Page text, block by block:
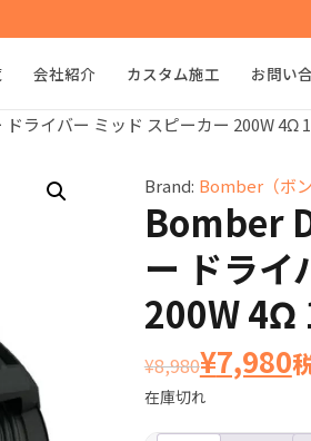
会社紹介 カスタム施工 お問い
ライバー ミッド スピーカー 200W 4Ω
Brand: Bomber（ボン
Bomber
ー ドライ
200W 4Ω
¥8,980
元
の
¥7,980
現
在
在庫切れ